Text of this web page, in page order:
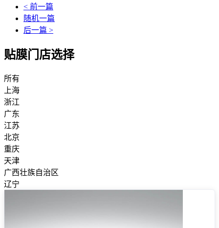
< 前一篇
随机一篇
后一篇 >
贴膜门店选择
所有
上海
浙江
广东
江苏
北京
重庆
天津
广西壮族自治区
辽宁